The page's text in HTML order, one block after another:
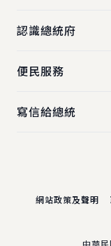
認識總統府
便民服務
寫信給總統
網站政策及聲明
中華